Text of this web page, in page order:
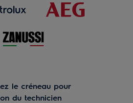
le créneau pour
du technicien